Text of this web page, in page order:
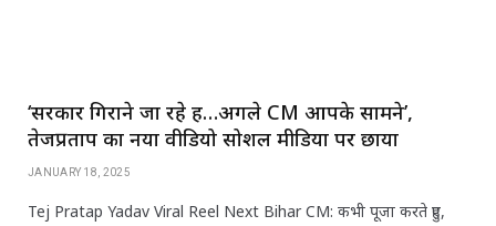
‘सरकार गिराने जा रहे हैं…अगले CM आपके सामने’,
तेजप्रताप का नया वीडियो सोशल मीडिया पर छाया
JANUARY 18, 2025
Tej Pratap Yadav Viral Reel Next Bihar CM: कभी पूजा करते हुए,